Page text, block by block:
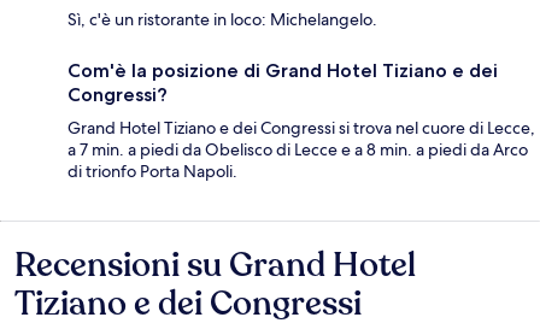
Sì, c'è un ristorante in loco: Michelangelo.
Com'è la posizione di Grand Hotel Tiziano e dei
Congressi?
Grand Hotel Tiziano e dei Congressi si trova nel cuore di Lecce,
a 7 min. a piedi da Obelisco di Lecce e a 8 min. a piedi da Arco
di trionfo Porta Napoli.
Recensioni
Recensioni su Grand Hotel
Tiziano e dei Congressi